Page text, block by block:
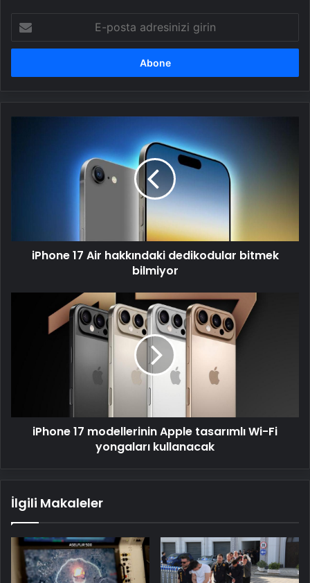
posta
adresinizi
iPhone 17 Air hakkındaki dedikodular bitmek
bilmiyor
modellerinin
kullanacak
iPhone 17 modellerinin Apple tasarımlı Wi-Fi
yongaları kullanacak
İlgili Makaleler